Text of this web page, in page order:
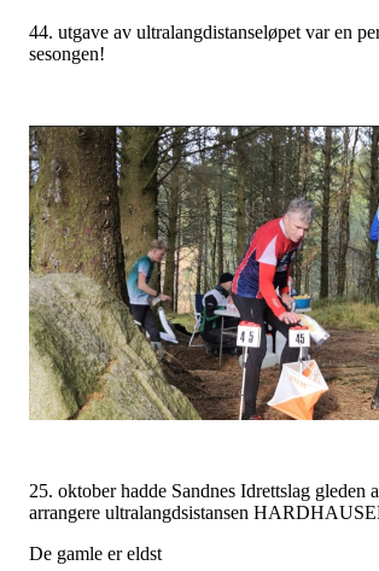
44. utgave av ultralangdistanseløpet var en
sesongen!
25. oktober hadde Sandnes Idrettslag gleden
arrangere ultralangdsistansen
De gamle er eldst